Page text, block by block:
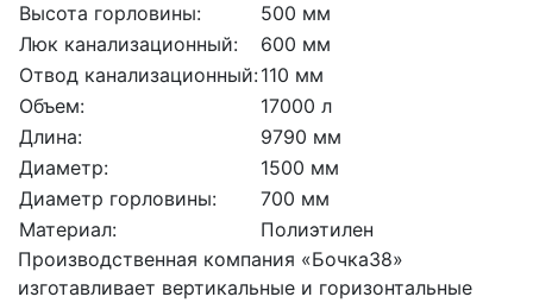
Высота горловины:
500 мм
Люк канализационный:
600 мм
Отвод канализационный:110 мм
Объем:
17000 л
Длина:
9790 мм
Диаметр:
1500 мм
Диаметр горловины:
700 мм
Материал:
Полиэтилен
Производственная компания «Бочка38»
изготавливает вертикальные и горизонтальные